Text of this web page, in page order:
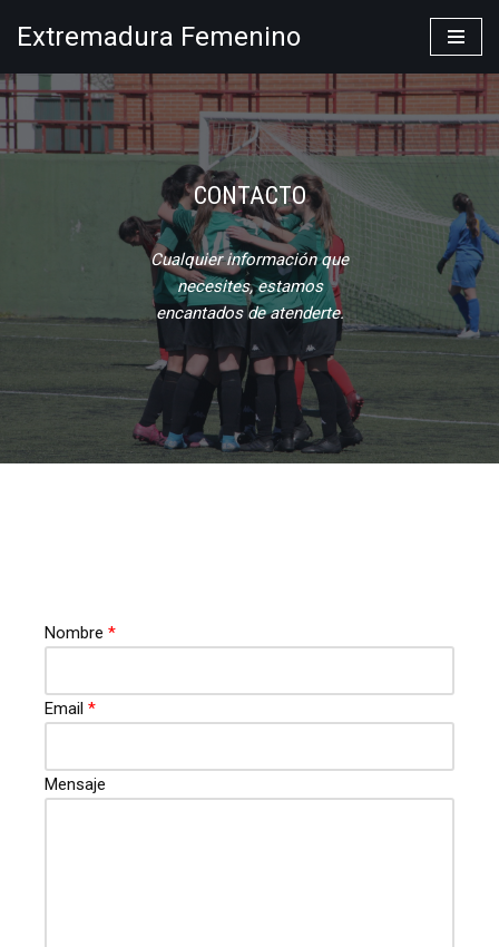
al
contenido
Extremadura Femenino
CONTACTO
Cualquier información que
necesites, estamos
encantados de atenderte.
Nombre *
Email *
Mensaje